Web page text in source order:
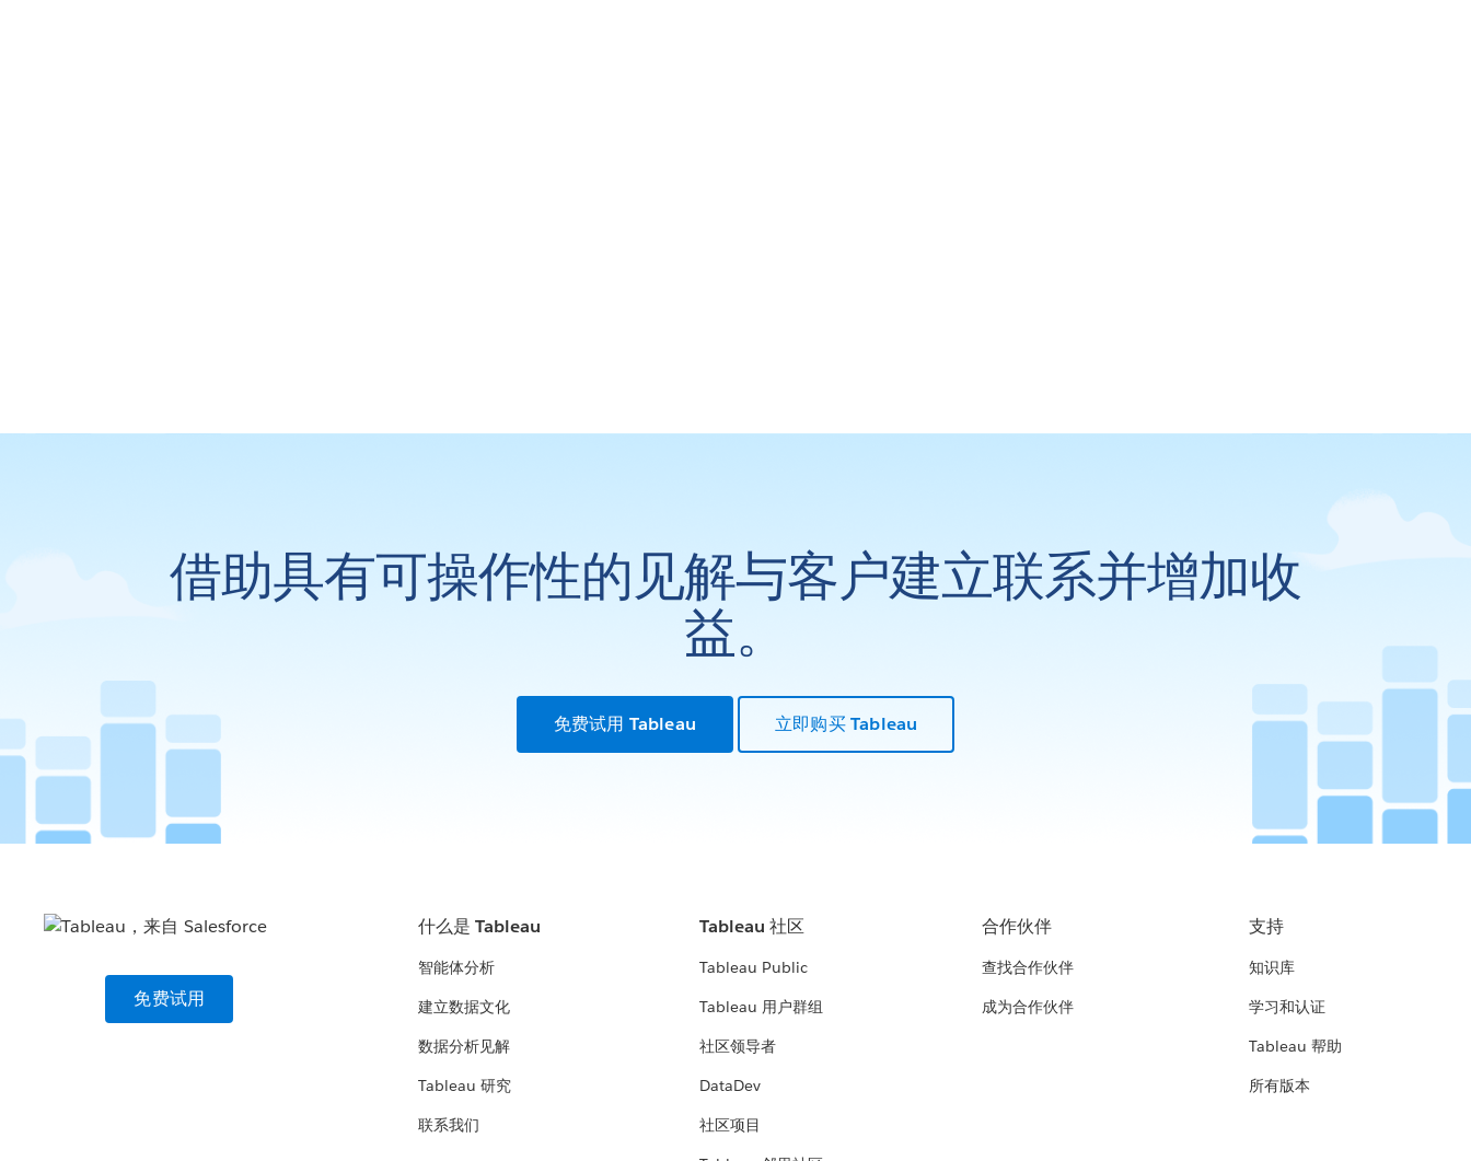
借助具有可操作性的见解与客户建立联系并增加收
益。
免费试用 Tableau 立即购买 Tableau
免费试用
什么是 Tableau
智能体分析
建立数据文化
数据分析见解
Tableau 研究
联系我们
Tableau 社区
Tableau Public
Tableau 用户群组
社区领导者
DataDev
社区项目
合作伙伴
查找合作伙伴
成为合作伙伴
支持
知识库
学习和认证
Tableau 帮助
所有版本